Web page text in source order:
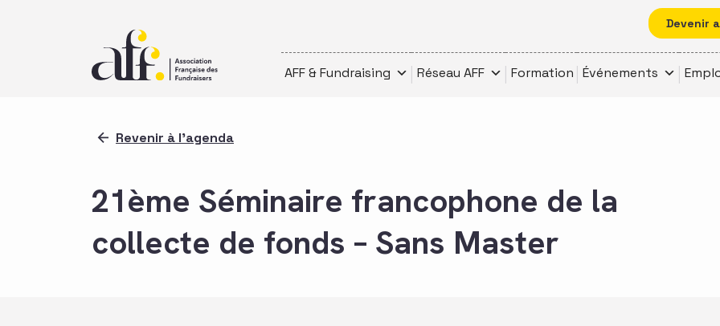
Devenir
AFF & Fundraising Réseau AFF Formation Événements
Revenir à l'agenda
21ème Séminaire francophone de la
collecte de fonds – Sans Master